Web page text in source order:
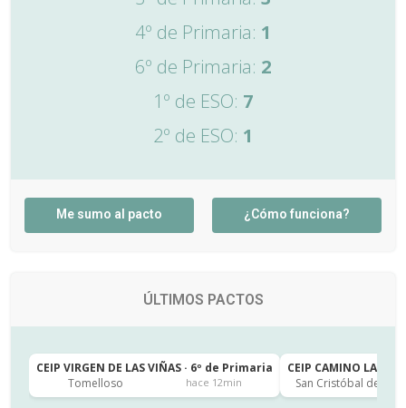
4º de Primaria: 1
6º de Primaria: 2
1º de ESO: 7
2º de ESO: 1
Me sumo al pacto ¿Cómo funciona?
ÚLTIMOS PACTOS
CEIP VIRGEN DE LAS VIÑAS · 6º de Primaria
Tomelloso
hace 12min
CEIP CAMINO
San Cristóbal de la